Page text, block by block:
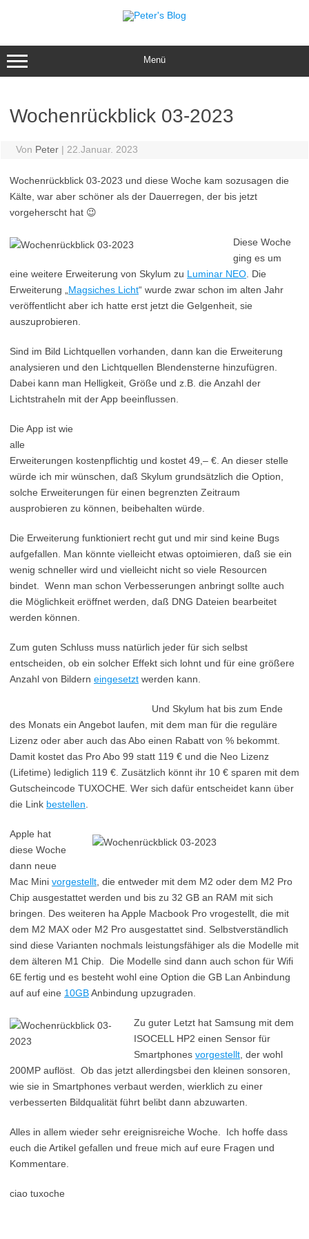
Menü
Wochenrückblick 03-2023
Von Peter | 22.Januar. 2023
Wochenrückblick 03-2023 und diese Woche kam sozusagen die
Kälte, war aber schöner als der Dauerregen, der bis jetzt
vorgeherscht hat 😉
Diese Woche
ging es um
eine weitere Erweiterung von Skylum zu Luminar NEO . Die
Erweiterung „ Magsiches Licht“ wurde zwar schon im alten Jahr
veröffentlicht aber ich hatte erst jetzt die Gelgenheit, sie
auszuprobieren.
Sind im Bild Lichtquellen vorhanden, dann kan die Erweiterung
analysieren und den Lichtquellen Blendensterne hinzufügren.
Dabei kann man Helligkeit, Größe und z.B. die Anzahl der
Lichtstraheln mit der App beeinflussen.
Die App ist wie
alle
Erweiterungen kostenpflichtig und kostet 49,– €. An dieser stelle
würde ich mir wünschen, daß Skylum grundsätzlich die Option,
solche Erweiterungen für einen begrenzten Zeitraum
ausprobieren zu können, beibehalten würde.
Die Erweiterung funktioniert recht gut und mir sind keine Bugs
aufgefallen. Man könnte vielleicht etwas optoimieren, daß sie ein
wenig schneller wird und vielleicht nicht so viele Resourcen
bindet. Wenn man schon Verbesserungen anbringt sollte auch
die Möglichkeit eröffnet werden, daß DNG Dateien bearbeitet
werden können.
Zum guten Schluss muss natürlich jeder für sich selbst
entscheiden, ob ein solcher Effekt sich lohnt und für eine größere
Anzahl von Bildern eingesetzt werden kann.
Und Skylum hat bis zum Ende
des Monats ein Angebot laufen, mit dem man für die reguläre
Lizenz oder aber auch das Abo einen Rabatt von % bekommt.
Damit kostet das Pro Abo 99 statt 119 € und die Neo Lizenz
(Lifetime) lediglich 119 €. Zusätzlich könnt ihr 10 € sparen mit dem
Gutscheincode TUXOCHE. Wer sich dafür entscheidet kann über
die Link bestellen
Apple hat
diese Woche
dann neue
Mac Mini vorgestellt , die entweder mit dem M2 oder dem M2 Pro
Chip ausgestattet werden und bis zu 32 GB an RAM mit sich
bringen. Des weiteren ha Apple Macbook Pro vrogestellt, die mit
dem M2 MAX oder M2 Pro ausgestattet sind. Selbstverständlich
sind diese Varianten nochmals leistungsfähiger als die Modelle mit
dem älteren M1 Chip. Die Modelle sind dann auch schon für Wifi
6E fertig und es besteht wohl eine Option die GB Lan Anbindung
auf auf eine 10GBAnbindung upzugraden.
Zu guter Letzt hat Samsung mit dem
ISOCELL HP2 einen Sensor für
Smartphones vorgestellt , der wohl
200MP auflöst. Ob das jetzt allerdingsbei den kleinen sonsoren,
wie sie in Smartphones verbaut werden, wierklich zu einer
verbesserten Bildqualität führt belibt dann abzuwarten.
Alles in allem wieder sehr ereignisreiche Woche. Ich hoffe dass
euch die Artikel gefallen und freue mich auf eure Fragen und
Kommentare.
ciao tuxoche